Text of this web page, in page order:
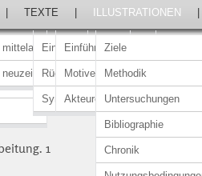
von
Gast
mittelalterlich
neuzeitlich
TEXTE
Einführung
Rückert-Ausgabe
Synopsen
ILLUSTRATIONEN
Einführung
Motive
Akteure
Ziele
Methodik
Untersuchungen
Bibliographie
Chronik
1